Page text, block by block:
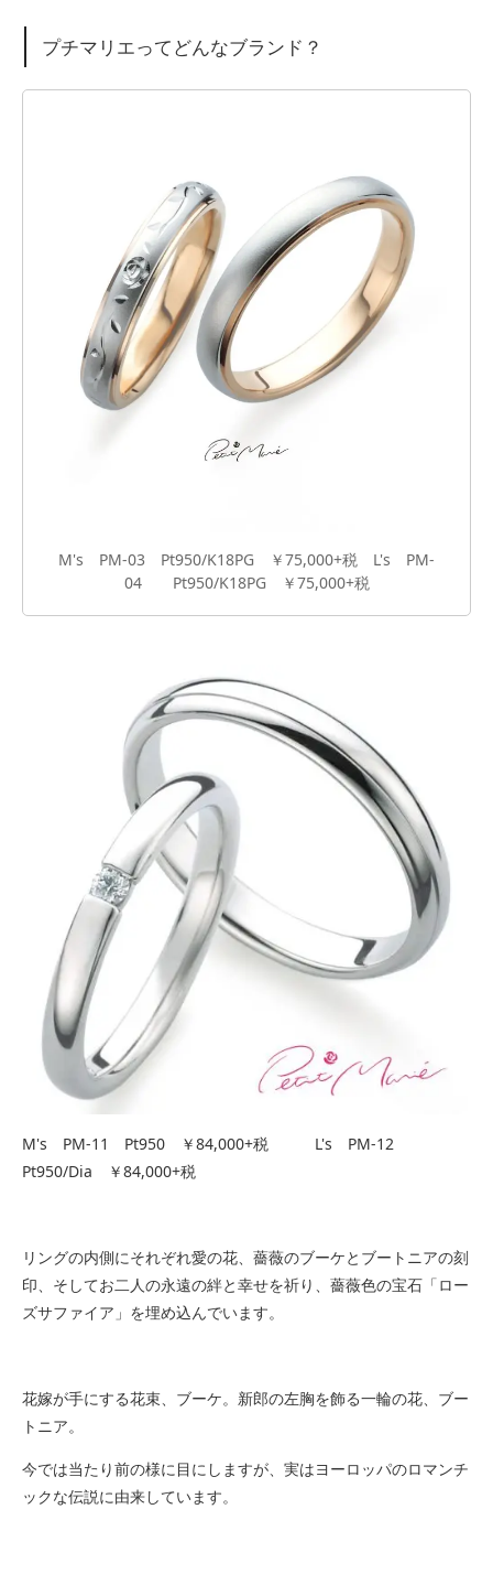
プチマリエってどんなブランド？
M's PM-03 Pt950/K18PG ￥75,000+税 L's PM-
04 Pt950/K18PG ￥75,000+税
M's PM-11 Pt950 ￥84,000+税 L's PM-12
Pt950/Dia ￥84,000+税
リングの内側にそれぞれ愛の花、薔薇のブーケとブートニアの刻
印、そしてお二人の永遠の絆と幸せを祈り、薔薇色の宝石「ロー
ズサファイア」を埋め込んでいます。
花嫁が手にする花束、ブーケ。新郎の左胸を飾る一輪の花、ブー
トニア。
今では当たり前の様に目にしますが、実はヨーロッパのロマンチ
ックな伝説に由来しています。